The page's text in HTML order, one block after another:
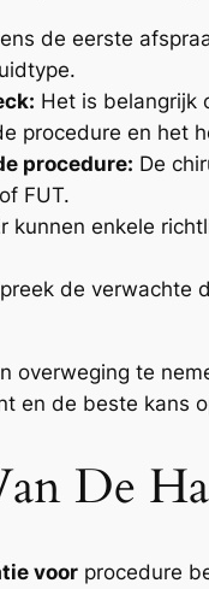
de eerste
Het is belangrijk
procedure en het
procedure: De
FUT.
kunnen enkele
de verwachte
overweging te
en de beste kans
De
voor procedure